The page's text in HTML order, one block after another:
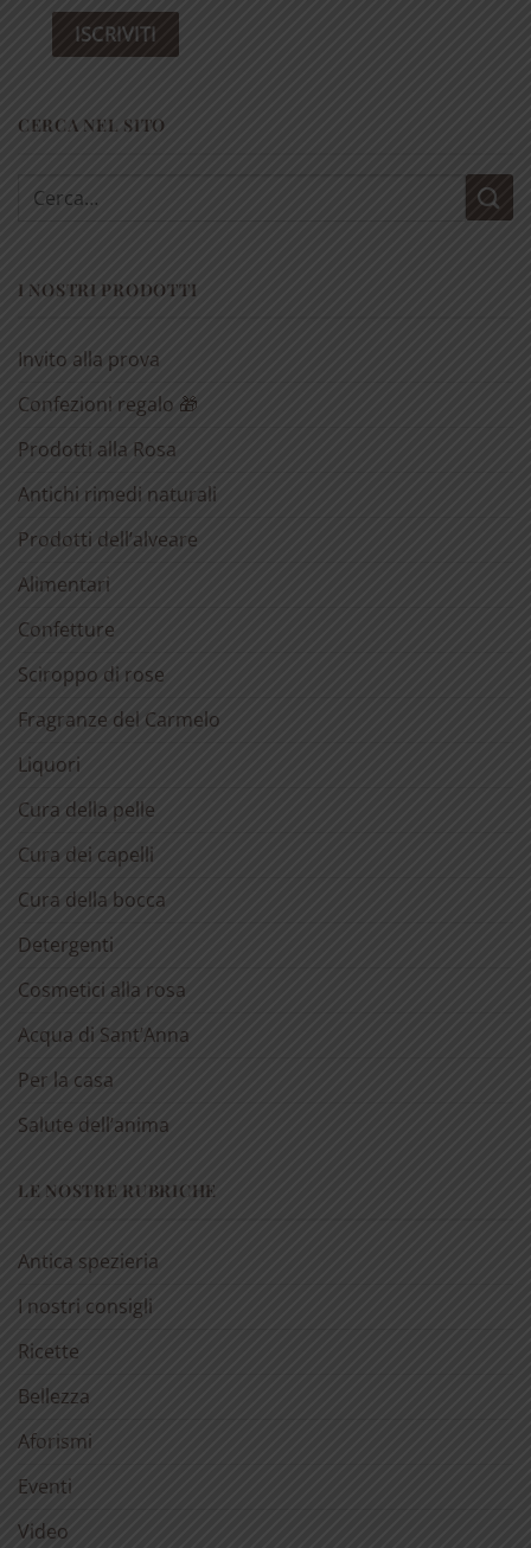
CERCA NEL SITO
Cerca:
I NOSTRI PRODOTTI
Invito alla prova
Confezioni regalo 🎁
Prodotti alla Rosa
Antichi rimedi naturali
Prodotti dell’alveare
Alimentari
Confetture
Sciroppo di rose
Fragranze del Carmelo
Liquori
Cura della pelle
Cura dei capelli
Cura della bocca
Detergenti
Cosmetici alla rosa
Acqua di Sant’Anna
Per la casa
Salute dell’anima
LE NOSTRE RUBRICHE
Antica spezieria
I nostri consigli
Ricette
Bellezza
Aforismi
Eventi
Video